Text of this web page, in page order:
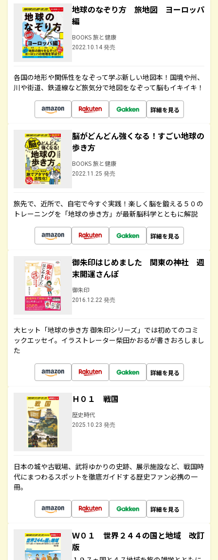
地球のなぞり方 旅地図 ヨーロッパ
編
BOOKS 旅と健康
2022.10.14 発売
各国の地形や関係性をなぞって学ぶ新しい地図本！国境や州、
川や街道、鉄道線など旅気分で地図をなぞって脳もイキイキ！
詳細を見る
脳がどんどん強くなる！すごい地球の
歩き方
BOOKS 旅と健康
2022.11.25 発売
旅先で、近所で、自宅で今すぐ実践！楽しく脳を鍛える５０の
トレーニングを「地球の歩き方」が最新脳科学とともに解説
詳細を見る
御朱印はじめました 関東の神社 週
末開運さんぽ
御朱印
2016.12.22 発売
大ヒット「地球の歩き方 御朱印シリーズ」では初めてのコミ
ックエッセイ。イラストレーター柴田かおるが書きおろしまし
た
詳細を見る
Ｈ０１ 戦国
歴史時代
2025.10.23 発売
日本の城や古戦場、武将ゆかりの史跡、展示施設など、戦国時
代にまつわるスポットを徹底ガイドする歴史ファン必携の一
冊。
詳細を見る
Ｗ０１ 世界２４４の国と地域 改訂
版